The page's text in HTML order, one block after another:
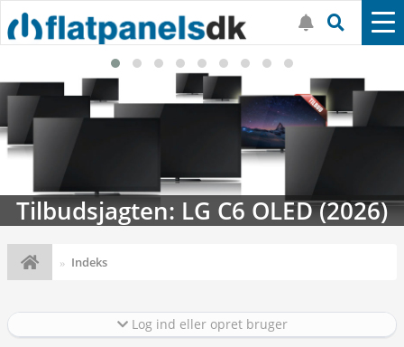
Tilbudsjagten: LG C6 OLED (2026)
Indeks
Log ind eller opret bruger